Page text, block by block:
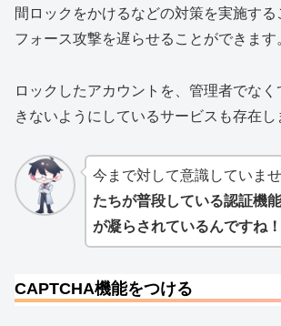
間ロックをかけるなどの対策を実施する
フォース攻撃を遅らせることができます
ロックしたアカウントを、管理者でな
きないようにしているサービスも存在し
今まで対して意識していませ
たちが普段している認証機
が凝らされているんですね！
CAPTCHA機能をつける